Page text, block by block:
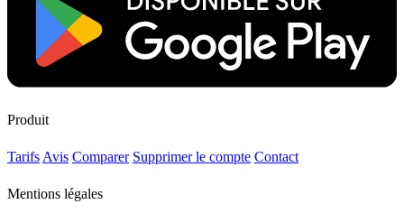
Produit
TarifsAvis Comparer Supprimer le compte Contact
Mentions légales